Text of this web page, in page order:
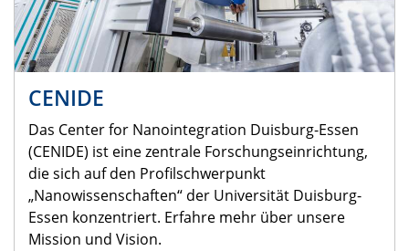
CENIDE
Das Center for Nanointegration Duisburg-Essen
(CENIDE) ist eine zentrale Forschungseinrichtung,
die sich auf den Profilschwerpunkt
„Nanowissenschaften“ der Universität Duisburg-
Essen konzentriert. Erfahre mehr über unsere
Mission und Vision.